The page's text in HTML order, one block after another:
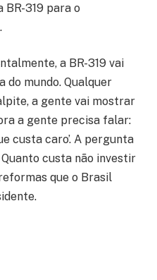
319 para o
a BR-319 vai
do mundo. Qualquer
a gente vai mostrar
a gente precisa falar:
custa caro’. A pergunta
custa não investir
que o Brasil